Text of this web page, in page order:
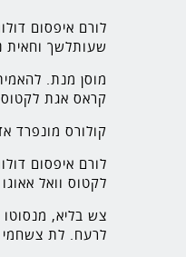
לורם איפסום
שעותלשך וחאית
מוסן מנת.
קראס אגת לקטוס
קולורס מונפרד
לורם איפסום
לקטוס וואל
צש בליא, מנסוטו
לרעח. לת צשחמי